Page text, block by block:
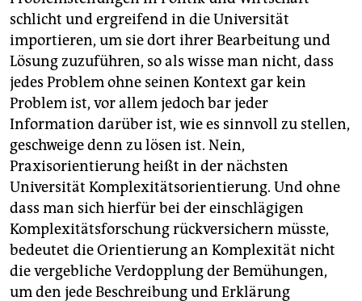
schlicht und ergreifend in die Universität
importieren, um sie dort ihrer Bearbeitung und
Lösung zuzuführen, so als wisse man nicht, dass
jedes Problem ohne seinen Kontext gar kein
Problem ist, vor allem jedoch bar jeder
Information darüber ist, wie es sinnvoll zu stellen,
geschweige denn zu lösen ist. Nein,
Praxisorientierung heißt in der nächsten
Universität Komplexitätsorientierung. Und ohne
dass man sich hierfür bei der einschlägigen
Komplexitätsforschung rückversichern müsste,
bedeutet die Orientierung an Komplexität nicht
die vergebliche Verdopplung der Bemühungen,
um den jede Beschreibung und Erklärung